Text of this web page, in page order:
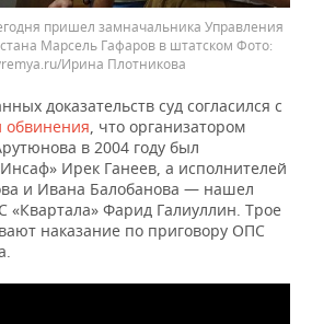
пришел замначальника Управления
Марсель Гафаров в штатском
Ирина Плотникова
доказательств суд согласился с
обвинения, что организатором
в 2004 году был
Ирек Ганеев, а исполнителей
и Ивана Балобанова — нашел
«Квартала» Фарид Галиуллин. Трое
наказание по приговору ОПС